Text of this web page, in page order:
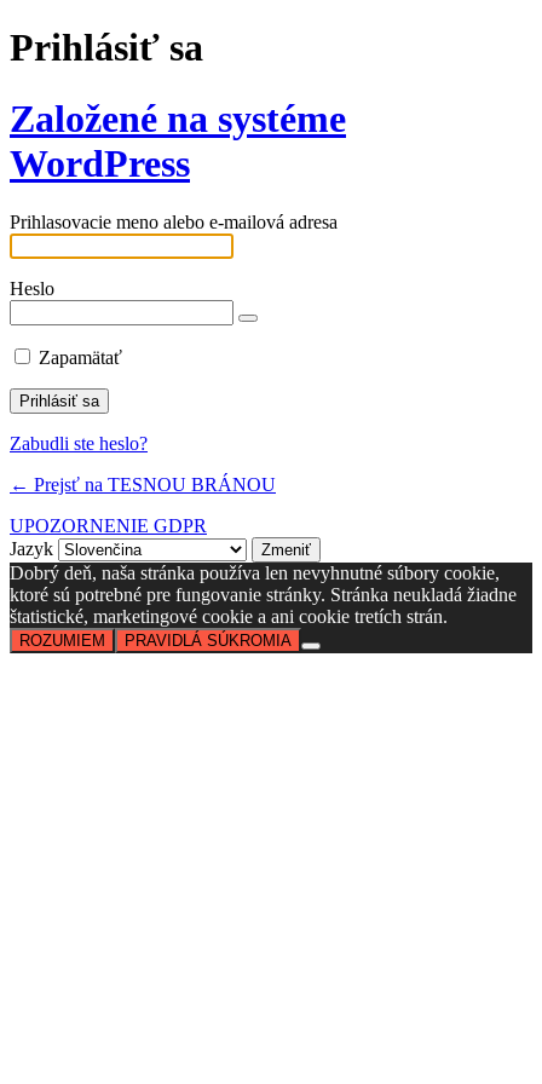
Prihlásiť sa
Založené na systéme
WordPress
Prihlasovacie meno alebo e-mailová adresa
Heslo
Zapamätať
Zabudli ste heslo?
← Prejsť na TESNOU BRÁNOU
UPOZORNENIE GDPR
Jazyk
Dobrý deň, naša stránka používa len nevyhnutné súbory cookie,
ktoré sú potrebné pre fungovanie stránky. Stránka neukladá žiadne
štatistické, marketingové cookie a ani cookie tretích strán.
ROZUMIEM PRAVIDLÁ SÚKROMIA